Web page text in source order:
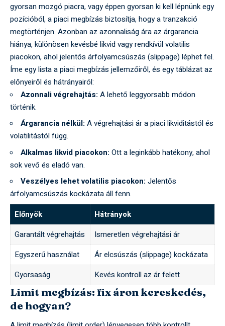
gyorsan mozgó piacra, vagy éppen gyorsan ki kell lépnünk egy
pozícióból, a piaci megbízás biztosítja, hogy a tranzakció
megtörténjen. Azonban az azonnaliság ára az árgarancia
hiánya, különösen kevésbé likvid vagy rendkívül volatilis
piacokon, ahol jelentős árfolyamcsúszás (slippage) léphet fel.
Íme egy lista a piaci megbízás jellemzőiről, és egy táblázat az
előnyeiről és hátrányairól:
Azonnali végrehajtás: A lehető leggyorsabb módon
történik.
Árgarancia nélkül: A végrehajtási ár a piaci likviditástól és
volatilitástól függ.
Alkalmas likvid piacokon: Ott a leginkább hatékony, ahol
sok vevő és eladó van.
Veszélyes lehet volatilis piacokon: Jelentős
árfolyamcsúszás kockázata áll fenn.
Előnyök
Hátrányok
Garantált végrehajtás
Ismeretlen végrehajtási ár
Egyszerű használat
Ár elcsúszás (slippage) kockázata
Gyorsaság
Kevés kontroll az ár felett
Limit megbízás: fix áron kereskedés,
de hogyan?